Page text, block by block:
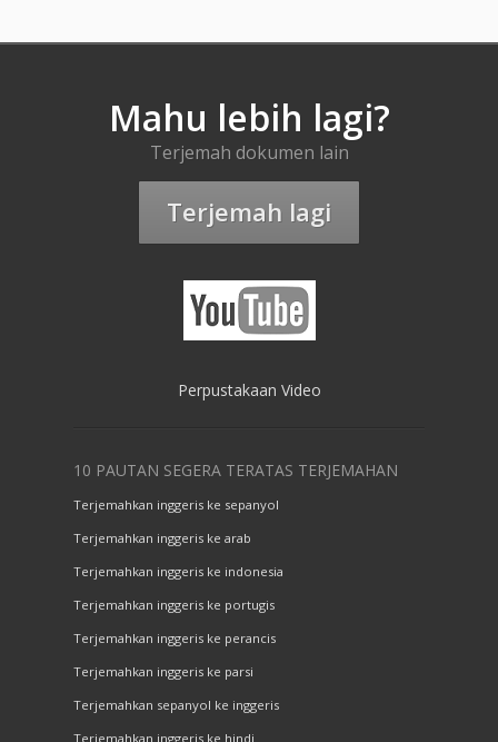
Mahu lebih lagi?
Terjemah dokumen lain
Terjemah lagi
Perpustakaan Video
10 PAUTAN SEGERA TERATAS TERJEMAHAN
Terjemahkan inggeris ke sepanyol
Terjemahkan inggeris ke arab
Terjemahkan inggeris ke indonesia
Terjemahkan inggeris ke portugis
Terjemahkan inggeris ke perancis
Terjemahkan inggeris ke parsi
Terjemahkan sepanyol ke inggeris
Terjemahkan inggeris ke hindi